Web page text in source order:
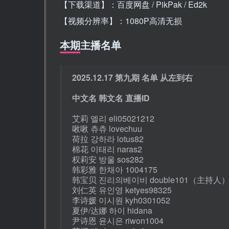
【下载渠道】：百度网盘 / PikPak / Ed2k
【视频分辨率】：1080P高清无损
本期主播名单
2025.12.17 第九期 名单 从左到右
中文名 韩文名 直播ID
艾莉 엘리 eli05021212
啾啾 츄츄 lovechuu
荷拉 강하라 lotus82
棉花 이태리 naras2
权莉安 방울 sos282
韩彩雅 한채아 1004175
韩宝贝 진리의베이비 double101（主持人）
刘仁英 유인영 ketyes98325
李诗媛 이시원 kyh0301052
夏伊/达娜 하이 hidana
尹诗恩 윤시은 riwon1004